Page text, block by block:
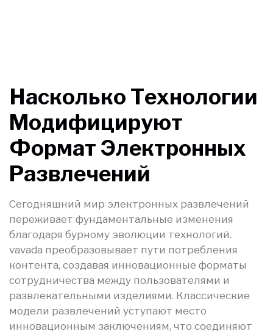
Насколько Технологии
Модифицируют
Формат Электронных
Развлечений
Сегодняшний мир электронных развлечений
переживает фундаментальные изменения
благодаря бурному эволюции технологий.
vavada преобразовывает пути потребления
контента, создавая инновационные форматы
сотрудничества между пользователями и
развлекательными изделиями. Классические
модели развлечений уступают место
инновационным заключениям, что соединяют